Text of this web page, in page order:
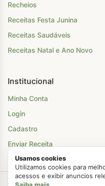
Recheios
Receitas Festa Junina
Receitas Saudáveis
Receitas Natal e Ano Novo
Institucional
Minha Conta
Login
Cadastro
Enviar Receita
Usamos cookies
Utilizamos cookies para
acessos e exibir anuncios